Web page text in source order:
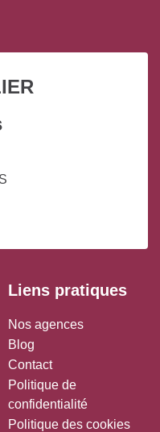
Liens pratiques
Nos agences
Blog
Contact
Politique de
confidentialité
Politique des cookies